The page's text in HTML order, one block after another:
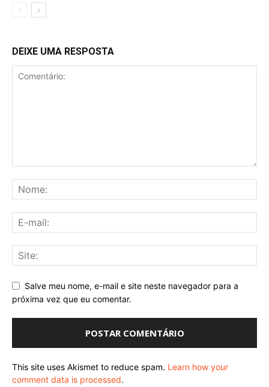
DEIXE UMA RESPOSTA
Salve meu nome, e-mail e site neste navegador para a
próxima vez que eu comentar.
This site uses Akismet to reduce spam. Learn how your
comment data is processed.